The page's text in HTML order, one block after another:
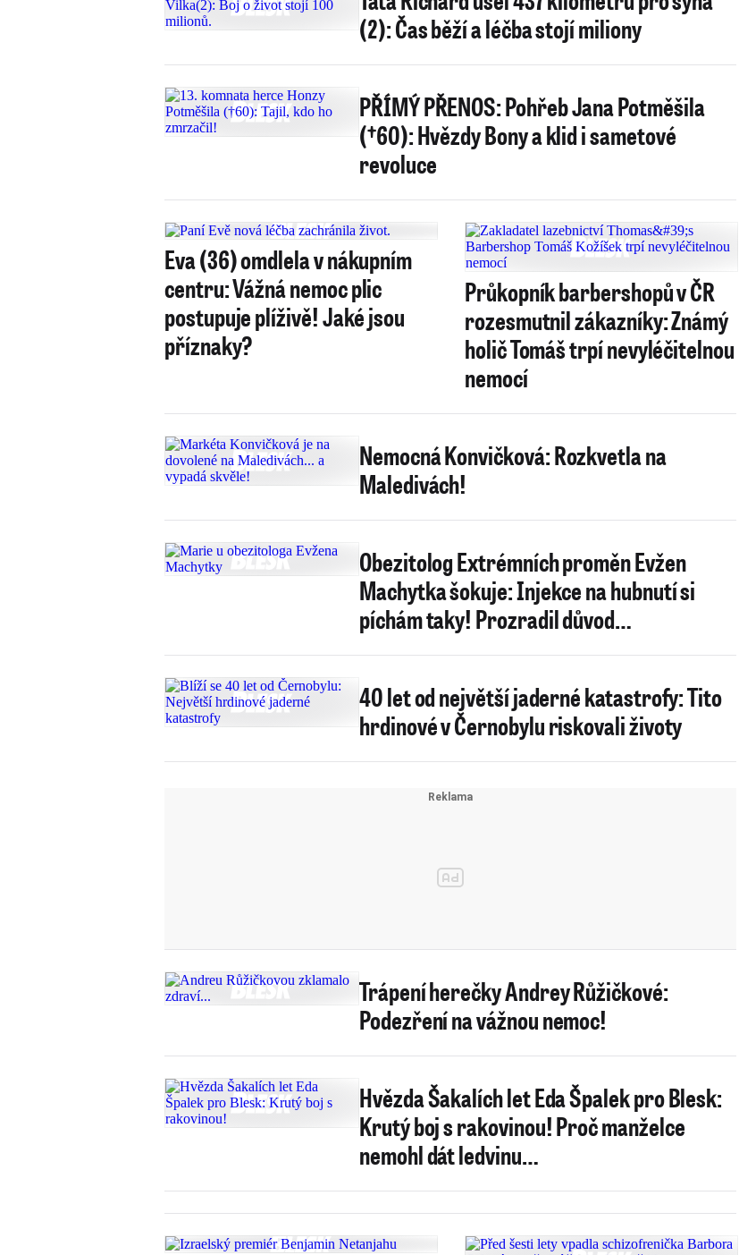
(2): Čas běží a léčba stojí miliony
PŘÍMÝ PŘENOS: Pohřeb Jana Potměšila
(†60): Hvězdy Bony a klid i sametové
revoluce
Eva (36) omdlela v nákupním
centru: Vážná nemoc plic
postupuje plíživě! Jaké jsou
příznaky?
Průkopník barbershopů v ČR
rozesmutnil zákazníky: Známý
holič Tomáš trpí nevyléčitelnou
nemocí
Nemocná Konvičková: Rozkvetla na
Maledivách!
Obezitolog Extrémních proměn Evžen
Machytka šokuje: Injekce na hubnutí si
píchám taky! Prozradil důvod…
40 let od největší jaderné katastrofy: Tito
hrdinové v Černobylu riskovali životy
Trápení herečky Andrey Růžičkové:
Podezření na vážnou nemoc!
Hvězda Šakalích let Eda Špalek pro Blesk:
Krutý boj s rakovinou! Proč manželce
nemohl dát ledvinu…